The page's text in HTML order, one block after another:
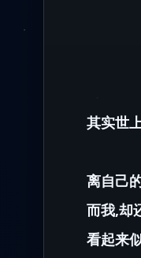
其实世
离自己
而我,却
看起来